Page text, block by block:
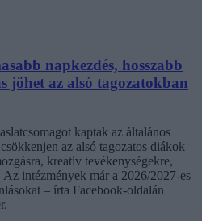
napkezdés, hosszabb
jöhet az alsó tagozatokban
kaptak az általános
az alsó tagozatos diákok
kreatív tevékenységekre,
intézmények már a 2026/2027-es
– írta Facebook-oldalán